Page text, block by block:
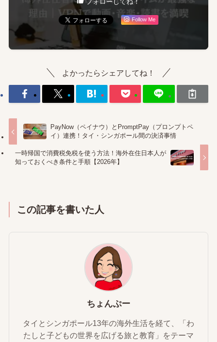
フォローしてね！
Follow Me
よかったらシェアしてね！
PayNow（ペイナウ）とPromptPay（プロンプトペ
イ）連携！タイ・シンガポール間の決済事情
一時帰国で消費税免税を使う方法！海外在住日本人が
知っておくべき条件と手順【2026年】
この記事を書いた人
ちょんぷー
タイとシンガポール13年の海外生活を経て、「わ
たしと子どもの世界を広げる旅と教育」をテーマ